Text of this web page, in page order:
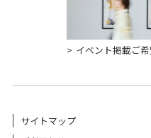
イベント掲載ご
サイトマップ